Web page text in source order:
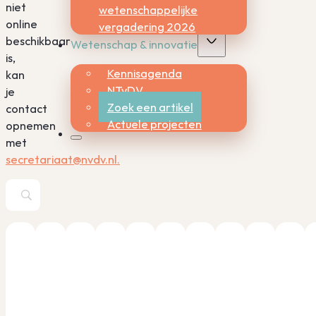
wetenschappelijke
vergadering 2026
Wetenschap & innovatie
Kennisagenda
NTvDV
Zoek een artikel
Actuele projecten
niet
online
beschikbaar
is,
kan
je
contact
opnemen
met
secretariaat@nvdv.nl.